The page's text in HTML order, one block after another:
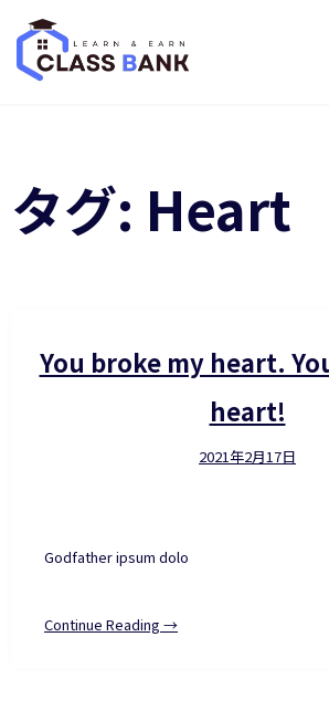
content
タグ: Heart
You broke my heart.
heart!
2021年2月17日
Godfather ipsum dolo
Continue Reading →